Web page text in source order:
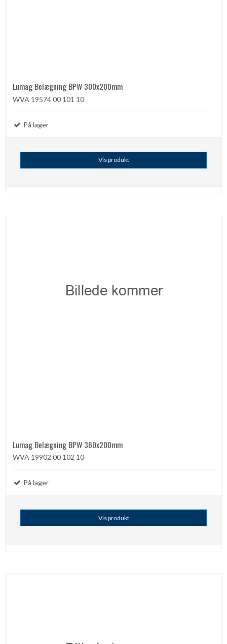
Lumag Belægning BPW 300x200mm
WVA 19574 00 101 10
På lager
Vis produkt
Lumag Belægning BPW 360x200mm
WVA 19902 00 102 10
På lager
Vis produkt